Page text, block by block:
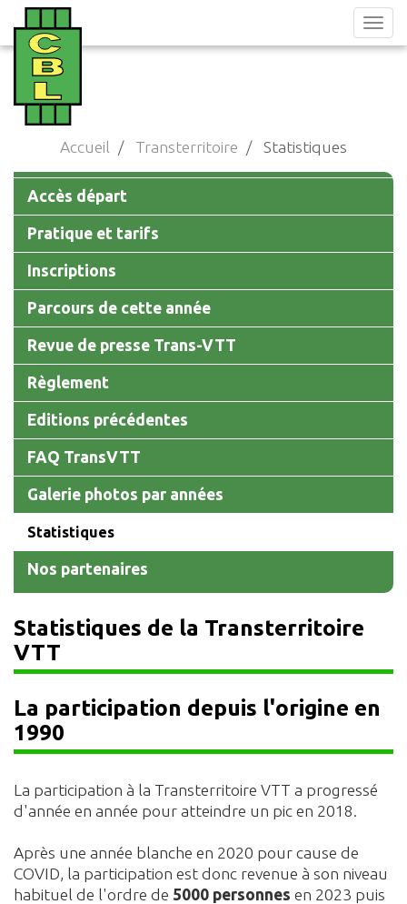
Aller
au
contenu
principal
Accueil Transterritoire Statistiques
Main
navigation
Accès départ
Pratique et tarifs
Inscriptions
Parcours de cette année
Revue de presse Trans-VTT
Règlement
Editions précédentes
FAQ TransVTT
Galerie photos par années
Statistiques
Nos partenaires
Statistiques de la Transterritoire
VTT
La participation depuis l'origine en
1990
La participation à la Transterritoire VTT a progressé
d'année en année pour atteindre un pic en 2018.
Après une année blanche en 2020 pour cause de
COVID, la participation est donc revenue à son niveau
habituel de l'ordre de 5000 personnes en 2023 puis